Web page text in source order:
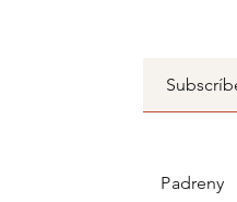
Padreny